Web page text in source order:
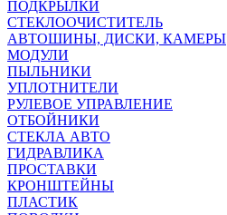
ПОДКРЫЛКИ
СТЕКЛООЧИСТИТЕЛЬ
АВТОШИНЫ, ДИСКИ, КАМЕРЫ
МОДУЛИ
ПЫЛЬНИКИ
УПЛОТНИТЕЛИ
РУЛЕВОЕ УПРАВЛЕНИЕ
ОТБОЙНИКИ
СТЕКЛА АВТО
ГИДРАВЛИКА
ПРОСТАВКИ
КРОНШТЕЙНЫ
ПЛАСТИК